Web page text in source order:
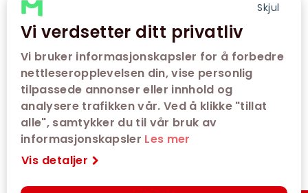
Skjul
Vi verdsetter ditt privatliv
Vi bruker informasjonskapsler for å forbedre
nettleseropplevelsen din, vise personlig
tilpassede annonser eller innhold og
analysere trafikken vår. Ved å klikke "tillat
alle", samtykker du til vår bruk av
informasjonskapsler Les mer
Vis detaljer